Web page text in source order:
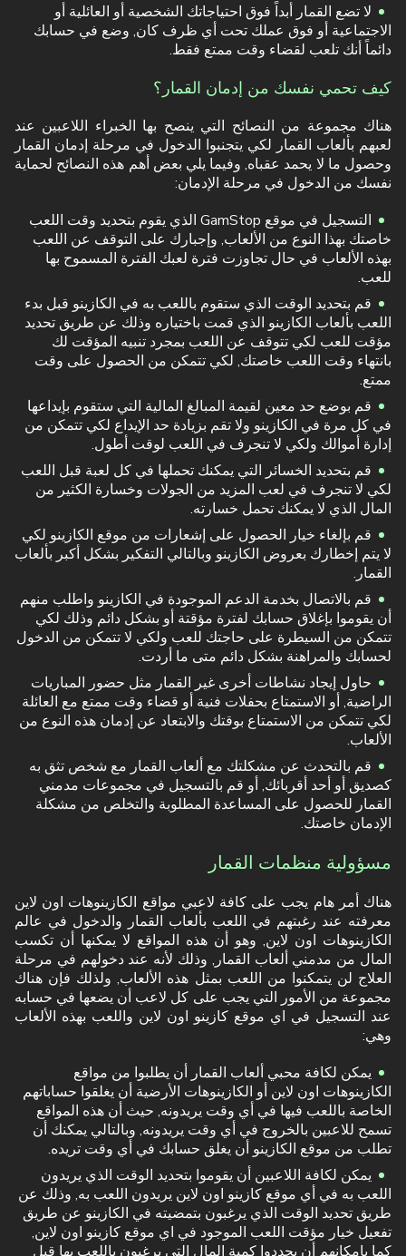
لا تضع القمار أبداً فوق احتياجاتك الشخصية أو العائلية أو
الاجتماعية أو فوق عملك تحت أي ظرف كان, وضع في حسابك
دائماً أنك تلعب لقضاء وقت ممتع فقط.
كيف تحمي نفسك من إدمان القمار؟
هناك مجموعة من النصائح التي ينصح بها الخبراء اللاعبين عند
لعبهم بألعاب القمار لكي يتجنبوا الدخول في مرحلة إدمان القمار
وحصول ما لا يحمد عقباه, وفيما يلي بعض أهم هذه النصائح لحماية
نفسك من الدخول في مرحلة الإدمان:
التسجيل في موقع GamStop الذي يقوم بتحديد وقت اللعب
خاصتك بهذا النوع من الألعاب, وإجبارك على التوقف عن اللعب
بهذه الألعاب في حال تجاوزت فترة لعبك الفترة المسموح بها
للعب.
قم بتحديد الوقت الذي ستقوم باللعب به في الكازينو قبل بدء
اللعب بألعاب الكازينو الذي قمت باختياره وذلك عن طريق تحديد
مؤقت للعب لكي تتوقف عن اللعب بمجرد تنبيه المؤقت لك
بانتهاء وقت اللعب خاصتك, لكي تتمكن من الحصول على وقت
ممتع.
قم بوضع حد معين لقيمة المبالغ المالية التي ستقوم بإيداعها
في كل مرة في الكازينو ولا تقم بزيادة حد الإيداع لكي تتمكن من
إدارة أموالك ولكي لا تنجرف في اللعب لوقت أطول.
قم بتحديد الخسائر التي يمكنك تحملها في كل لعبة قبل اللعب
لكي لا تنجرف في لعب المزيد من الجولات وخسارة الكثير من
المال الذي لا يمكنك تحمل خسارته.
قم بإلغاء خيار الحصول على إشعارات من موقع الكازينو لكي
لا يتم إخطارك بعروض الكازينو وبالتالي التفكير بشكل أكبر بألعاب
القمار.
قم بالاتصال بخدمة الدعم الموجودة في الكازينو واطلب منهم
أن يقوموا بإغلاق حسابك لفترة مؤقتة أو بشكل دائم وذلك لكي
تتمكن من السيطرة على حاجتك للعب ولكي لا تتمكن من الدخول
لحسابك والمراهنة بشكل دائم متى ما أردت.
حاول إيجاد نشاطات أخرى غير القمار مثل حضور المباريات
الراضية, أو الاستمتاع بحفلات فنية أو قضاء وقت ممتع مع العائلة
لكي تتمكن من الاستمتاع بوقتك والابتعاد عن إدمان هذه النوع من
الألعاب.
قم بالتحدث عن مشكلتك مع ألعاب القمار مع شخص تثق به
كصديق أو أحد أقربائك, أو قم بالتسجيل في مجموعات مدمني
القمار للحصول على المساعدة المطلوبة والتخلص من مشكلة
الإدمان خاصتك.
مسؤولية منظمات القمار
هناك أمر هام يجب على كافة لاعبي مواقع الكازينوهات اون لاين
معرفته عند رغبتهم في اللعب بألعاب القمار والدخول في عالم
الكازينوهات اون لاين, وهو أن هذه المواقع لا يمكنها أن تكسب
المال من مدمني ألعاب القمار, وذلك لأنه عند دخولهم في مرحلة
العلاج لن يتمكنوا من اللعب بمثل هذه الألعاب, ولذلك فإن هناك
مجموعة من الأمور التي يجب على كل لاعب أن يضعها في حسابه
عند التسجيل في اي موقع كازينو اون لاين واللعب بهذه الألعاب
وهي:
يمكن لكافة محبي ألعاب القمار أن يطلبوا من مواقع
الكازينوهات اون لاين أو الكازينوهات الأرضية أن يغلقوا حساباتهم
الخاصة باللعب فيها في أي وقت يريدونه, حيث أن هذه المواقع
تسمح للاعبين بالخروج في أي وقت يريدونه, وبالتالي يمكنك أن
تطلب من موقع الكازينو أن يغلق حسابك في أي وقت تريده.
يمكن لكافة اللاعبين أن يقوموا بتحديد الوقت الذي يريدون
اللعب به في أي موقع كازينو اون لاين يريدون اللعب به, وذلك عن
طريق تحديد الوقت الذي يرغبون بتمضيته في الكازينو عن طريق
تفعيل خيار مؤقت اللعب الموجود في اي موقع كازينو اون لاين,
كما بإمكانهم أن يحددوا كمية المال التي يرغبون باللعب بها قبل